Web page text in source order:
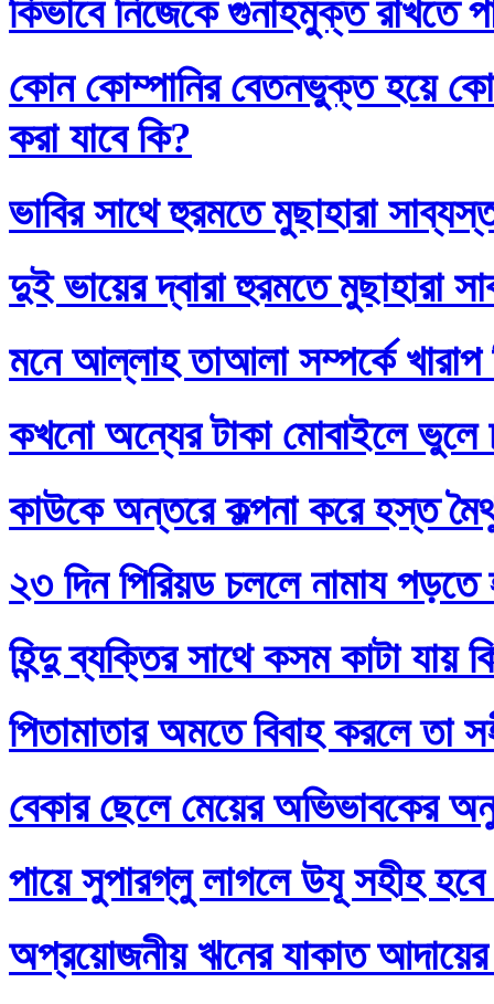
কিভাবে নিজেকে গুনাহমুক্ত রাখতে
কোন কোম্পানির বেতনভুক্ত হয়ে
করা যাবে কি?
ভাবির সাথে হুরমতে মুছাহারা
দুই ভায়ের দ্বারা হুরমতে মুছাহারা
মনে আল্লাহ তাআলা সম্পর্কে
কখনো অন্যের টাকা মোবাইলে ভুলে
কাউকে অন্তরে কল্পনা করে হস্ত
২৩ দিন পিরিয়ড চললে নামায পড়তে
হিন্দু ব্যক্তির সাথে কসম কাটা যায়
পিতামাতার অমতে বিবাহ করলে তা
বেকার ছেলে মেয়ের অভিভাবকের
পায়ে সুপারগ্লু লাগলে উযূ সহীহ
অপ্রয়োজনীয় ঋনের যাকাত